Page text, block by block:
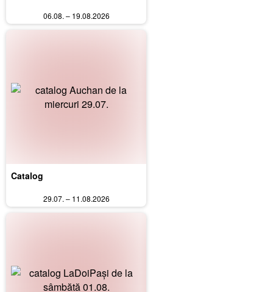
06.08. – 19.08.2026
Catalog
29.07. – 11.08.2026